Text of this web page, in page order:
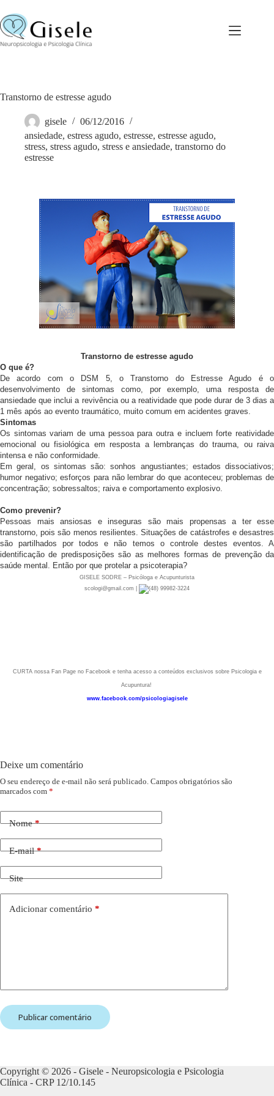
para
o
conteúdo
Transtorno de estresse agudo
gisele
06/12/2016
ansiedade, estress agudo, estresse, estresse agudo,
stress, stress agudo, stress e ansiedade, transtorno do
estresse
Transtorno de estresse agudo
O que é?
De acordo com o DSM 5, o Transtorno do Estresse Agudo é o
desenvolvimento de sintomas como, por exemplo, uma resposta de
ansiedade que inclui a revivência ou a reatividade que pode durar de 3 dias a
1 mês após ao evento traumático, muito comum em acidentes graves.
Sintomas
Os sintomas variam de uma pessoa para outra e incluem forte reatividade
emocional ou fisiológica em resposta a lembranças do trauma, ou raiva
intensa e não conformidade.
Em geral, os sintomas são: sonhos angustiantes; estados dissociativos;
humor negativo; esforços para não lembrar do que aconteceu; problemas de
concentração; sobressaltos; raiva e comportamento explosivo.
Como prevenir?
Pessoas mais ansiosas e inseguras são mais propensas a ter esse
transtorno, pois são menos resilientes. Situações de catástrofes e desastres
são partilhados por todos e não temos o controle destes eventos. A
identificação de predisposições são as melhores formas de prevenção da
saúde mental. Então por que protelar a psicoterapia?
GISELE SODRE – Psicóloga e Acupunturista
scologi@gmail.com |
(48) 99982-3224
CURTA nossa Fan Page no Facebook e tenha acesso a conteúdos exclusivos sobre Psicologia e
Acupuntura!
www.facebook.com/psicologiagisele
Deixe um comentário
O seu endereço de e-mail não será publicado. Campos obrigatórios são
marcados com *
Nome*
E-mail*
Site
Adicionar comentário *
Publicar comentário
Copyright © 2026 - Gisele - Neuropsicologia e Psicologia
Clínica - CRP 12/10.145